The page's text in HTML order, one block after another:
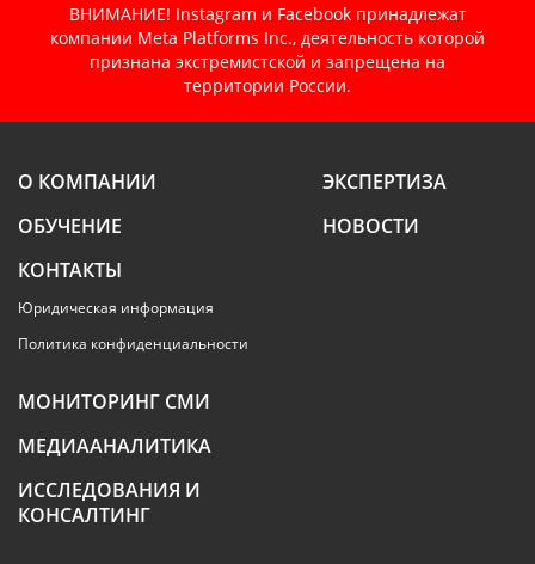
ВНИМАНИЕ! Instagram и Facebook принадлежат
компании Meta Platforms Inc., деятельность которой
признана экстремистской и запрещена на
территории России.
О КОМПАНИИ
ЭКСПЕРТИЗА
ОБУЧЕНИЕ
НОВОСТИ
КОНТАКТЫ
Юридическая информация
Политика конфиденциальности
МОНИТОРИНГ СМИ
МЕДИААНАЛИТИКА
ИССЛЕДОВАНИЯ И
КОНСАЛТИНГ